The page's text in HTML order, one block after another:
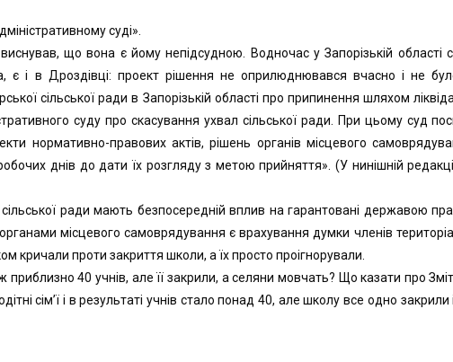
суді».
що вона є йому непідсудною. Водночас у Запорізькій області
і в Дроздівці: проект рішення не оприлюднювався вчасно і не
сільської ради в Запорізькій області про припинення шляхом
суду про скасування ухвал сільської ради. При цьому суд
нормативно-правових актів, рішень органів місцевого
днів до дати їх розгляду з метою прийняття». (У нинішній
ради мають безпосередній вплив на гарантовані державою
місцевого самоврядування є врахування думки членів
кричали проти закриття школи, а їх просто проігнорували.
40 учнів, але її закрили, а селяни мовчать? Що казати про
сім’ї і в результаті учнів стало понад 40, але школу все одно